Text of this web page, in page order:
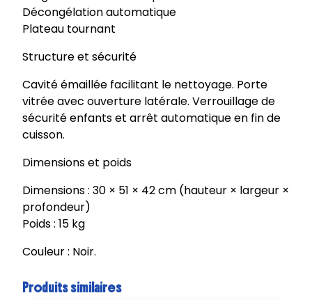
Décongélation automatique
Plateau tournant
Structure et sécurité
Cavité émaillée facilitant le nettoyage. Porte
vitrée avec ouverture latérale. Verrouillage de
sécurité enfants et arrêt automatique en fin de
cuisson.
Dimensions et poids
Dimensions : 30 × 51 × 42 cm (hauteur × largeur ×
profondeur)
Poids : 15 kg
Couleur : Noir.
Produits similaires